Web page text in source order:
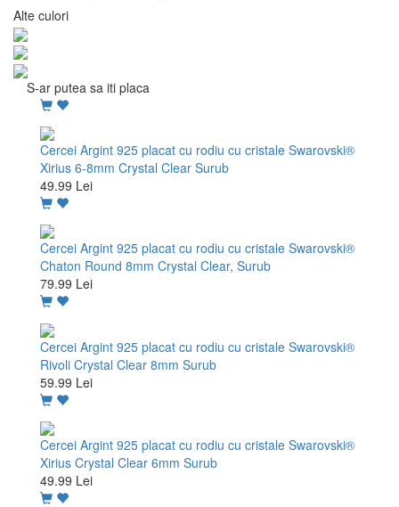
Alte culori
S-ar putea sa iti placa
Cercei Argint 925 placat cu rodiu cu cristale Swarovski®
Xirius 6-8mm Crystal Clear Surub
49.99 Lei
Cercei Argint 925 placat cu rodiu cu cristale Swarovski®
Chaton Round 8mm Crystal Clear, Surub
79.99 Lei
Cercei Argint 925 placat cu rodiu cu cristale Swarovski®
Rivoli Crystal Clear 8mm Surub
59.99 Lei
Cercei Argint 925 placat cu rodiu cu cristale Swarovski®
Xirius Crystal Clear 6mm Surub
49.99 Lei